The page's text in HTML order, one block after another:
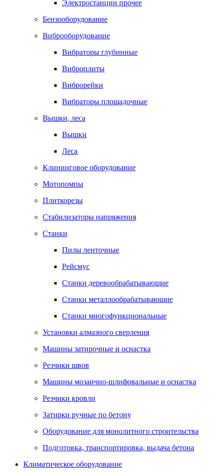
Электростанции прочее
Бензооборудование
Виброоборудование
Вибраторы глубинные
Виброплиты
Виброрейки
Вибраторы площадочные
Вышки, леса
Вышки
Леса
Клининговое оборудование
Мотопомпы
Плиткорезы
Стабилизаторы напряжения
Станки
Пилы ленточные
Рейсмус
Станки деревообрабатывающие
Станки металлообрабатывающие
Станки многофункциональные
Установки алмазного сверления
Машины затирочные и оснастка
Резчики швов
Машины мозаично-шлифовальные и оснастка
Резчики кровли
Затирки ручные по бетону
Оборудование для монолитного строительства
Подготовка, транспортировка, выдача бетона
Климатическое оборудование